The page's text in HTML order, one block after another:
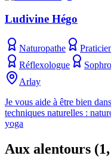
Ludivine Hégo
Naturopathe
Réflexologue
Arlay
Je vous aide à être bien
techniques naturelles :
yoga
Aux alentours (1